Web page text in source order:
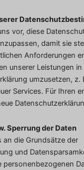
vor, diese
damit sie
Anforderungen
unserer Leistungen in
umzusetzen, z.
Services. Für Ihren
Sperrung der Daten
an die Grundsätze der
und
personenbezogenen